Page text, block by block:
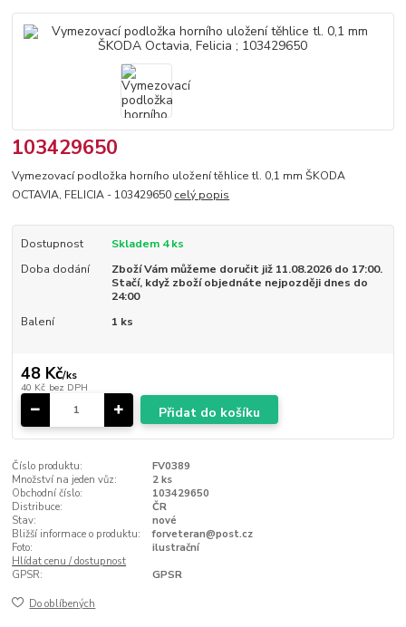
103429650
Vymezovací podložka horního uložení těhlice tl. 0,1 mm ŠKODA
OCTAVIA, FELICIA - 103429650 celý popis
Dostupnost
Skladem 4 ks
Doba dodání
Zboží Vám můžeme doručit již 11.08.2026 do 17:00.
Stačí, když zboží objednáte nejpozději dnes do
24:00
Balení
1 ks
48 Kč/ks
40 Kč bez DPH
Přidat do košíku
Číslo produktu:
FV0389
Množství na jeden vůz:
2 ks
Obchodní číslo:
103429650
Distribuce:
ČR
Stav:
nové
Bližší informace o produktu:
forveteran@post.cz
Foto:
ilustrační
Hlídat cenu / dostupnost
GPSR:
GPSR
Do oblíbených